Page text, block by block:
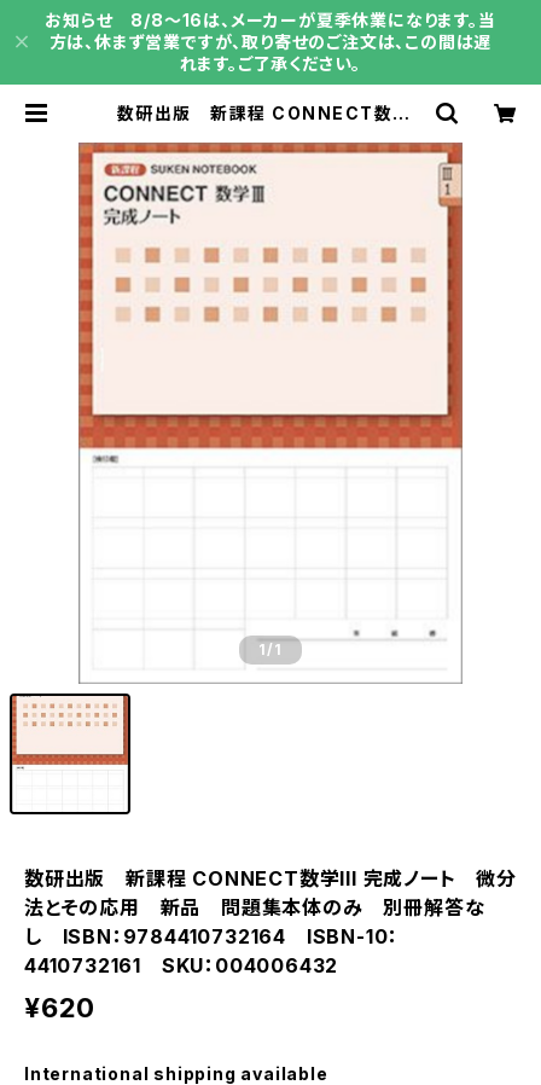
お知らせ 8/8～16は、メーカーが夏季休業になります。当
方は、休まず営業ですが、取り寄せのご注文は、この間は遅
れます。ご了承ください。
数研出版 新課程 CONNECT数学II
品 問題集本体のみ 別冊解答な
し ISBN：9784410732164 IS
BN-10：4410732161 SKU：004
006432 | 育之書店（いくのしょて
1/1
数研出版 新課程 CONNECT数学III 完成ノート 微分
法とその応用 新品 問題集本体のみ 別冊解答な
し ISBN：9784410732164 ISBN-10：
4410732161 SKU：004006432
¥620
International shipping available